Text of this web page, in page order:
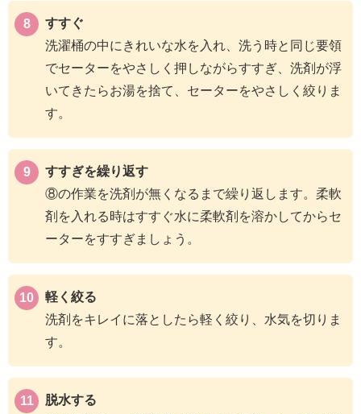
すすぐ
洗濯桶の中にきれいな水を入れ、洗う時と同じ要領
でセーターをやさしく押しながらすすぎ、洗剤が浮
いてきたらお湯を捨て、セーターをやさしく絞りま
す。
すすぎを繰り返す
⑧の作業を洗剤が無くなるまで繰り返します。柔軟
剤を入れる時はすすぐ水に柔軟剤を溶かしてからセ
ーターをすすぎましょう。
軽く絞る
洗剤をキレイに落としたら軽く絞り、水気を切りま
す。
脱水する